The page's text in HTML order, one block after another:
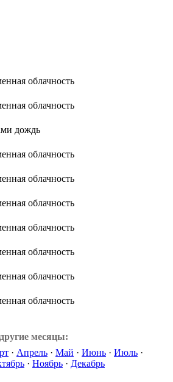
облачность
облачность
дождь
облачность
облачность
облачность
облачность
облачность
облачность
облачность
месяцы:
· Апрель · Май · Июнь · Июль ·
· Ноябрь · Декабрь